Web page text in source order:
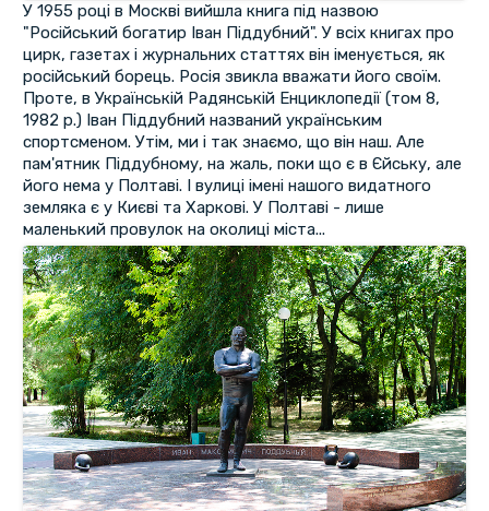
У 1955 році в Москві вийшла книга під назвою
"Російський богатир Іван Піддубний". У всіх книгах про
цирк, газетах і журнальних статтях він іменується, як
російський борець. Росія звикла вважати його своїм.
Проте, в Українській Радянській Енциклопедії (том 8,
1982 р.) Іван Піддубний названий українським
спортсменом. Утім, ми і так знаємо, що він наш. Але
пам'ятник Піддубному, на жаль, поки що є в Єйську, але
його нема у Полтаві. І вулиці імені нашого видатного
земляка є у Києві та Харкові. У Полтаві - лише
маленький провулок на околиці міста...